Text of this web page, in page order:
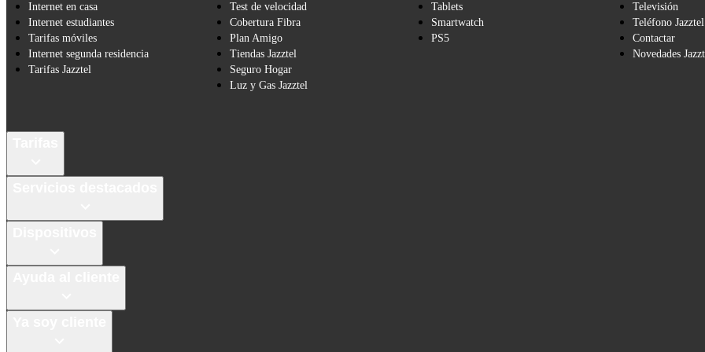
Internet en casa
Internet estudiantes
Tarifas móviles
Internet segunda residencia
Tarifas Jazztel
Test de velocidad
Cobertura Fibra
Plan Amigo
Tiendas Jazztel
Seguro Hogar
Luz y Gas Jazztel
Tablets
Smartwatch
PS5
Televisión
Teléfono Jazztel
Contactar
Novedades